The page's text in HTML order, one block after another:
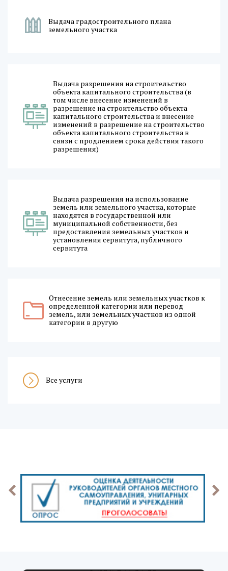
Выдача градостроительного плана
земельного участка
Выдача разрешения на строительство
объекта капитального строительства (в
том числе внесение изменений в
разрешение на строительство объекта
капитального строительства и внесение
изменений в разрешение на строительство
объекта капитального строительства в
связи с продлением срока действия такого
разрешения)
Выдача разрешения на использование
земель или земельного участка, которые
находятся в государственной или
муниципальной собственности, без
предоставления земельных участков и
установления сервитута, публичного
сервитута
Отнесение земель или земельных участков к
определенной категории или перевод
земель, или земельных участков из одной
категории в другую
Все услуги